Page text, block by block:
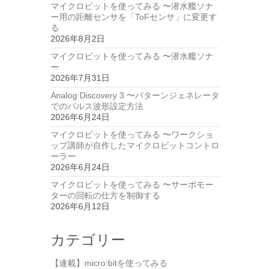
マイクロビットを使ってみる 〜潜水艦ソナ
ー用の距離センサを「ToFセンサ」に変更す
る
2026年8月2日
マイクロビットを使ってみる 〜潜水艦ソナ
ー
2026年7月31日
Analog Discovery 3 〜パターンジェネレータ
でのパルス波形設定方法
2026年6月24日
マイクロビットを使ってみる 〜ワークショ
ップ講師が自作したマイクロビットコントロ
ーラー
2026年6月24日
マイクロビットを使ってみる 〜サーボモー
ターの回転の仕方を制御する
2026年6月12日
カテゴリー
【連載】micro:bitを使ってみる